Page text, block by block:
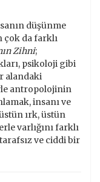
düşünme
çok da farklı
Zihni;
psikoloji gibi
alandaki
antropolojinin
insanı ve
ırk, üstün
varlığını farklı
ve ciddi bir